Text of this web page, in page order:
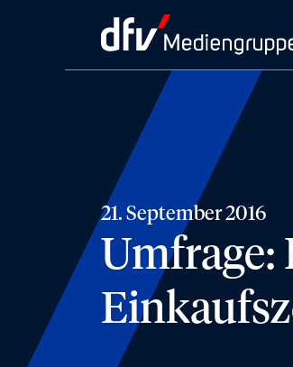
21. September 2016
Umfrage: